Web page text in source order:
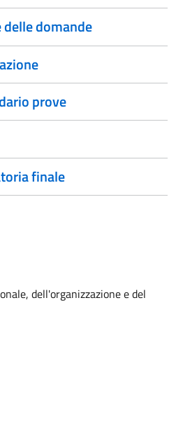
domande
prove
finale
dell'organizzazione e del